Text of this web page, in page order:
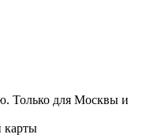
Только для Москвы и
карты